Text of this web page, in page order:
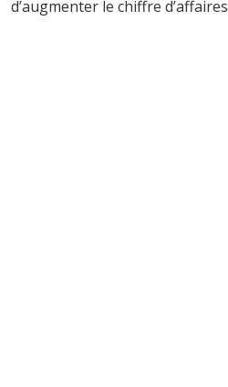
d’augmenter le chiffre d’affaires